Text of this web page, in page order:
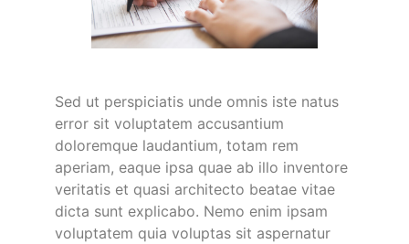
Sed ut perspiciatis unde omnis iste natus
error sit voluptatem accusantium
doloremque laudantium, totam rem
aperiam, eaque ipsa quae ab illo inventore
veritatis et quasi architecto beatae vitae
dicta sunt explicabo. Nemo enim ipsam
voluptatem quia voluptas sit aspernatur